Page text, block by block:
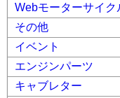
Webモーターサイク
その他
イベント
エンジンパーツ
キャブレター